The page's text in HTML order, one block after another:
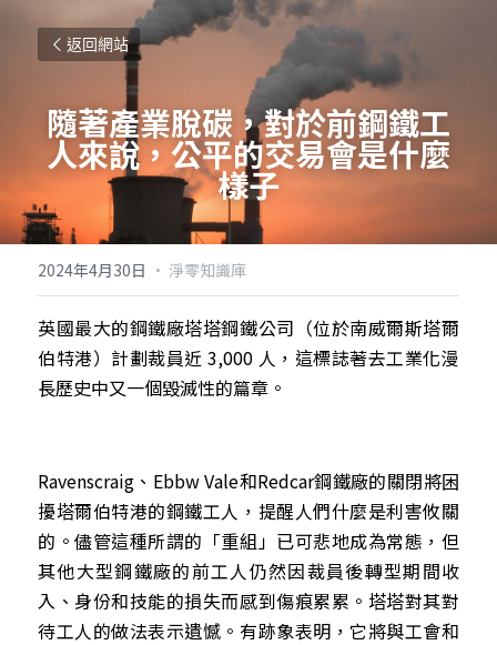
返回網站
隨著產業脫碳，對於前鋼鐵工
人來說，公平的交易會是什麼
樣子
2024年4月30日 · 淨零知識庫
英國最大的鋼鐵廠塔塔鋼鐵公司（位於南威爾斯塔爾
伯特港）計劃裁員近 3,000 人，這標誌著去工業化漫
長歷史中又一個毀滅性的篇章。
Ravenscraig、Ebbw Vale和Redcar鋼鐵廠的關閉將困
擾塔爾伯特港的鋼鐵工人，提醒人們什麼是利害攸關
的。儘管這種所謂的「重組」已可悲地成為常態，但
其他大型鋼鐵廠的前工人仍然因裁員後轉型期間收
入、身份和技能的損失而感到傷痕累累。塔塔對其對
待工人的做法表示遺憾。有跡象表明，它將與工會和